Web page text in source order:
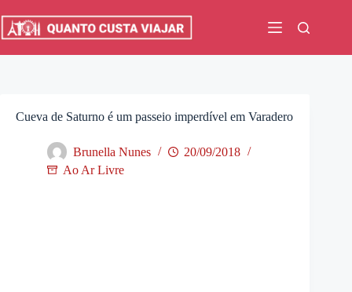
para
Cueva de Saturno é um passeio imperdível em Varadero
Brunella Nunes
20/09/2018
Ao Ar Livre